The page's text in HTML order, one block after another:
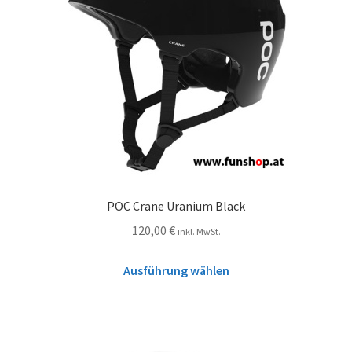
POC Crane Uranium Black
120,00 € inkl. MwSt.
Ausführung wählen